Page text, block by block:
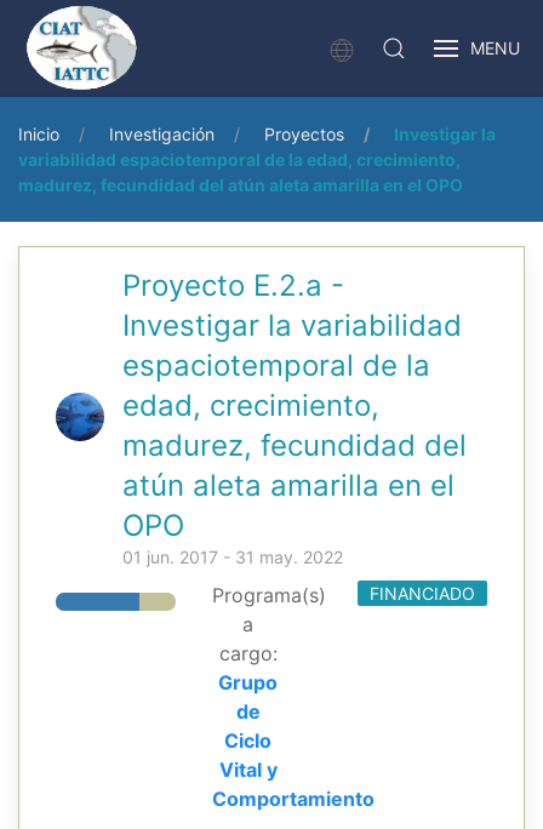
MENU
Inicio Investigación Proyectos
Investigar la
variabilidad espaciotemporal de la edad, crecimiento,
madurez, fecundidad del atún aleta amarilla en el OPO
Proyecto E.2.a -
Investigar la variabilidad
espaciotemporal de la
edad, crecimiento,
madurez, fecundidad del
atún aleta amarilla en el
OPO
01 jun. 2017 - 31 may. 2022
Programa(s)
a
cargo:
Grupo
de
Ciclo
Vital y
Comportamiento
FINANCIADO